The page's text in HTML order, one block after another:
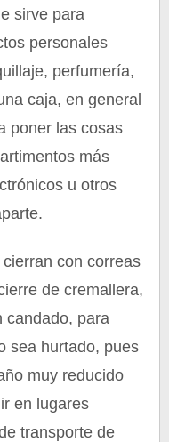
sirve para
personales
perfumería,
caja, en general
poner las cosas
más
u otros
con correas
de cremallera,
candado, para
sea hurtado, pues
muy reducido
en lugares
transporte de